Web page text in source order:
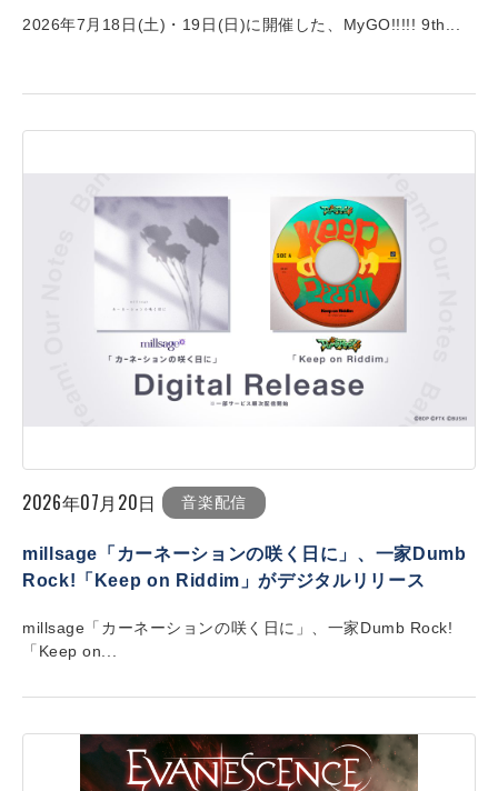
2026年7月18日(土)・19日(日)に開催した、MyGO!!!!! 9th...
2026年07月20日 音楽配信
millsage「カーネーションの咲く日に」、一家Dumb
Rock!「Keep on Riddim」がデジタルリリース
millsage「カーネーションの咲く日に」、一家Dumb Rock!
「Keep on...